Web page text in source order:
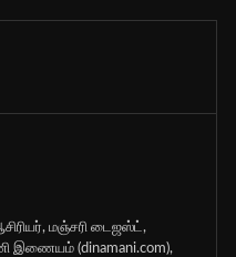
மஞ்சரி டைஜஸ்ட்,
இணையம் (dinamani.com),